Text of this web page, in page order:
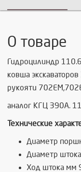
О товаре
Гидроцилиндр
ковша
рукояти
аналог КГЦ 390А.
Технические
Диаметр
Диаметр
Ход штока мм